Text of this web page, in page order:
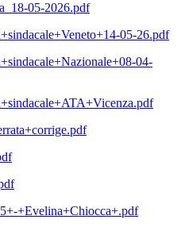
05-2026.pdf
05-26.pdf
04-
+Evelina+Chiocca+.pdf